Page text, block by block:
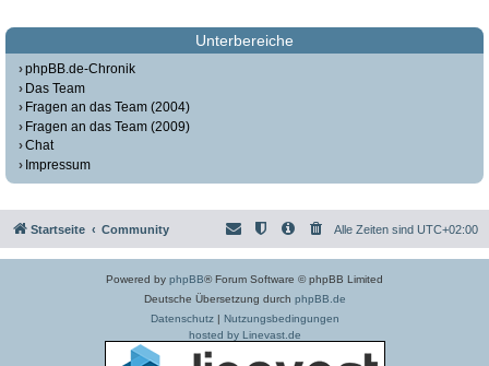
Unterbereiche
phpBB.de-Chronik
Das Team
Fragen an das Team (2004)
Fragen an das Team (2009)
Chat
Impressum
Startseite Community Alle Zeiten sind UTC+02:00
Powered by phpBB® Forum Software © phpBB Limited
Deutsche Übersetzung durch phpBB.de
Datenschutz| Nutzungsbedingungen
hosted by Linevast.de